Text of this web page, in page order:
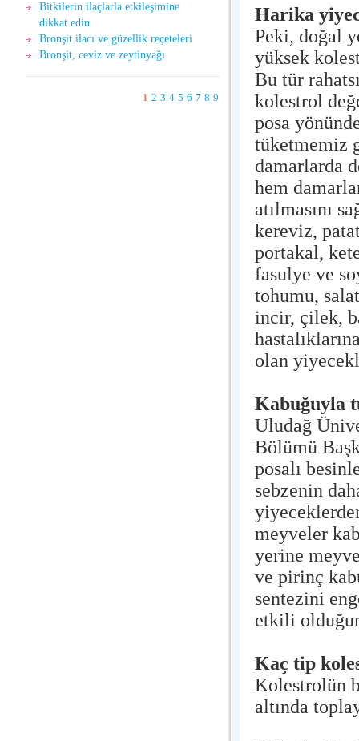
Bitkilerin ilaçlarla etkileşimine
dikkat edin
Bronşit ilacı ve güzellik reçeteleri
Bronşit, ceviz ve zeytinyağı
1 2 3 4 5 6 7 8 9
Harika
Peki, doğal
yüksek
Bu tür
kolestrol
posa
tüketmemiz
damarlarda
hem
atılmasını
kereviz,
portakal,
fasulye ve
tohumu,
incir, çilek,
olan
Kabuğuyla
Uludağ
Bölümü
posalı
sebzenin
meyveler
yerine
ve pirinç
sentezini
etkili
Kaç tip
Kolestrolün
altında